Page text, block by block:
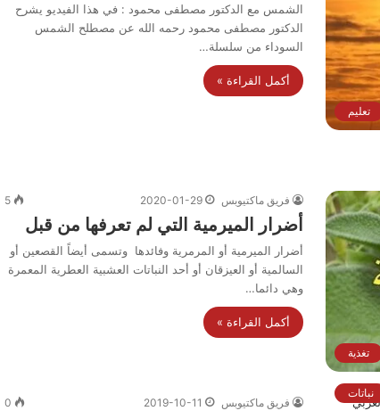
تعليم
الشمس مع الدكتور مصطفى محمود : في هذا الفيديو يشرح
الدكتور مصطفى محمود رحمه الله عن مصطلح الشمس
السوداء من سلسلة…
أكمل القراءة »
تغذية
فريق ماكتيوبس 2020-01-29
5
أضرار الميرمية التي لم تعرفها من قبل
أضرار الميرمية أو المرمرية وفائدها وتسمى أيضاً القصعين أو
السالمية أو العيزقان أو أحد النباتات العشبية العطرية المعمرة
وهي دائما…
أكمل القراءة »
نباتات
فريق ماكتيوبس 2019-10-11
0